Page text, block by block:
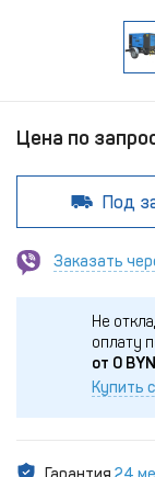
Цена по
Под
Заказать
Не
оплату
от 0
Купить